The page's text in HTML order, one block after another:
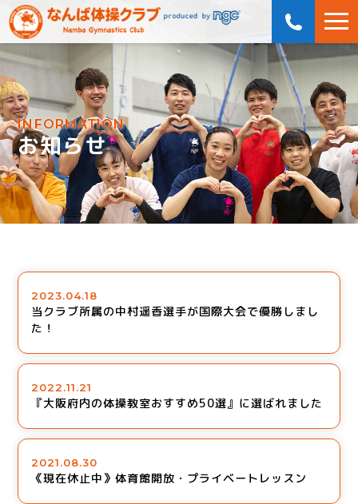
INFORMATION
お知らせ
2023.04.18
当クラブ所属の中村遥香選手が国際大会で優勝しまし
た！
2022.11.21
『大阪府内の体操教室おすすめ50選』に選ばれました
2021.08.30
《現在休止中》体育館開放・プライベートレッスン